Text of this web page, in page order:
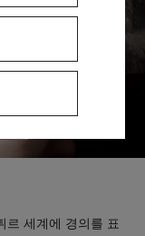
르 세계에 경의를 표